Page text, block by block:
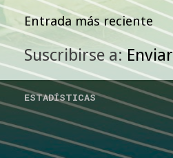
Entrada más reciente
Suscribirse a:
ESTADÍSTICAS